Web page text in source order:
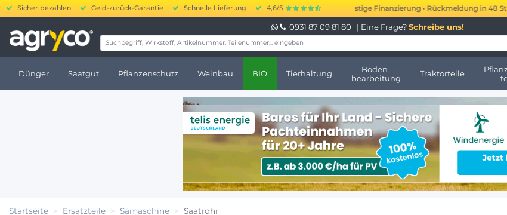
Sicher bezahlen Geld-zurück-Garantie Schnelle Lieferung 4,6/5
20.000 bis 250.000 € kurzfristige Finanzierung • Rückmeldung in 48
0931 87 09 81 80 | Eine Frage? Schreibe uns!
Dünger Saatgut Pflanzenschutz Weinbau BIO Tierhaltung
Boden-
bearbeitung
Traktorteile
Startseite Ersatzteile Sämaschine Saatrohr